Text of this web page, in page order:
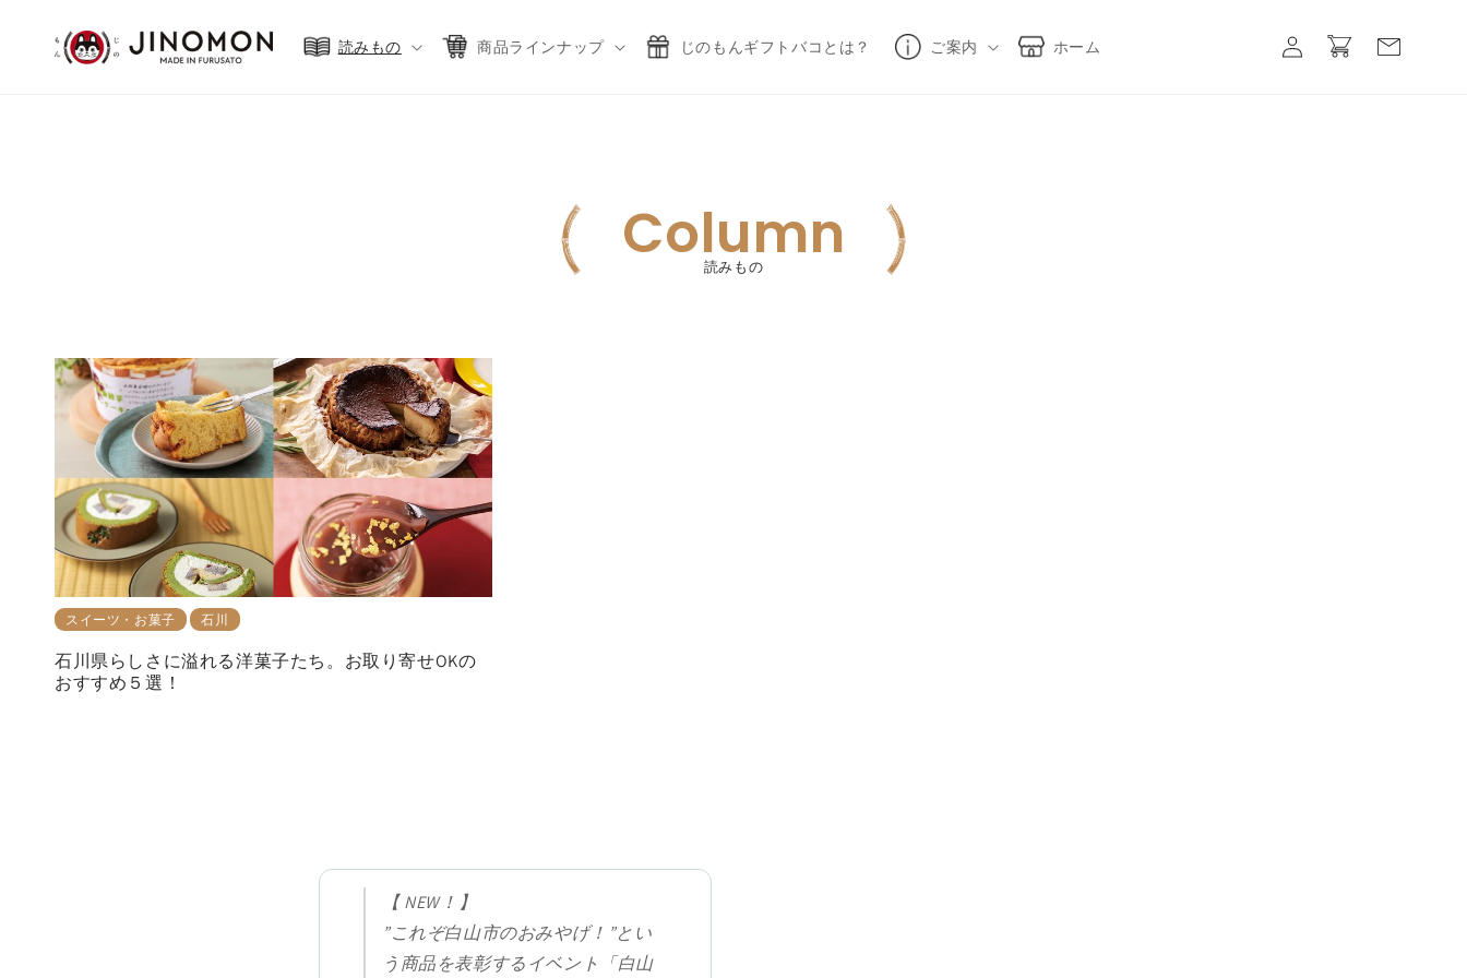
進む
読みもの 商品ラインナップ じのもんギフトバコとは？ ご案内 ホーム
グ
イ
ー
読みもの
Column
スイーツ・お菓子 石川
石川県らしさに溢れる洋菓子たち。お取り寄せOKの
おすすめ５選！
【 NEW！】
”これぞ白山市のおみやげ！”とい
う商品を表彰するイベント「白山